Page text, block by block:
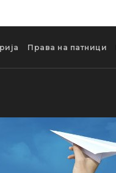
Права на патници